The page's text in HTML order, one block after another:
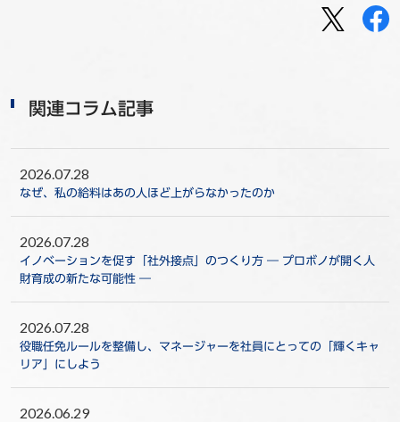
関連コラム記事
2026.07.28
なぜ、私の給料はあの人ほど上がらなかったのか
2026.07.28
イノベーションを促す「社外接点」のつくり方 ― プロボノが開く人
財育成の新たな可能性 ―
2026.07.28
役職任免ルールを整備し、マネージャーを社員にとっての「輝くキャ
リア」にしよう
2026.06.29